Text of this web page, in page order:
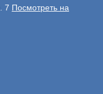
7 Посмотреть на